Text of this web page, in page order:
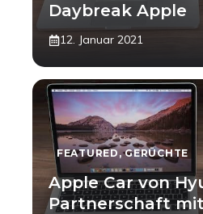
Daybreak Apple
12. Januar 2021
FEATURED,GERÜCHTE
Apple Car von
Partnerschaft